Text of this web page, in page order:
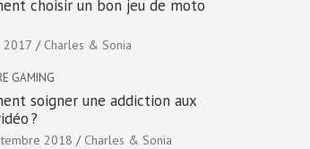
choisir un bon jeu de moto
2017 Charles & Sonia
GAMING
soigner une addiction aux
?
2018 Charles & Sonia